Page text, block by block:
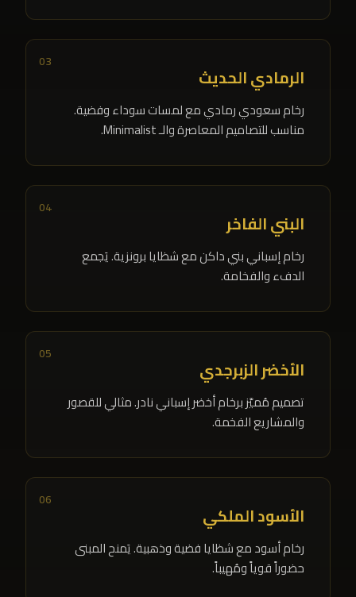
03
الرمادي الحديث
رخام سعودي رمادي مع لمسات سوداء وفضية.
مناسب للتصاميم المعاصرة والـ Minimalist.
04
البني الفاخر
رخام إسباني بني داكن مع شظايا برونزية. يَجمع
الدفء والفخامة.
05
الأخضر الزبرجدي
تصميم مُميَّز برخام أخضر إسباني نادر. مثالي للقصور
والمشاريع الفخمة.
06
الأسود الملكي
رخام أسود مع شظايا فضية وذهبية. يَمنح المبنى
حضوراً قوياً ومُهيباً.